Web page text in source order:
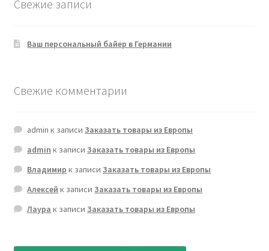
Свежие записи
Ваш персональный байер в Германии
Свежие комментарии
admin к записиЗаказать товары из Европы
admin к записиЗаказать товары из Европы
Владимир к записиЗаказать товары из Европы
Алексей к записиЗаказать товары из Европы
Лаура к записиЗаказать товары из Европы